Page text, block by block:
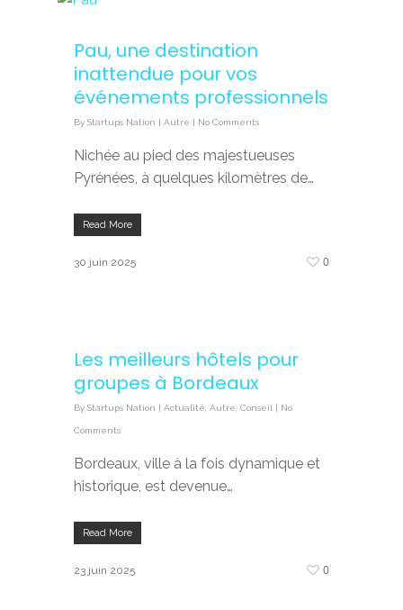
Pau, une destination
inattendue pour vos
événements professionnels
By Startups Nation | Autre | No Comments
Nichée au pied des majestueuses
Pyrénées, à quelques kilomètres de…
Read More
30 juin 2025 0
Les meilleurs hôtels pour
groupes à Bordeaux
By Startups Nation | Actualité, Autre, Conseil | No
Comments
Bordeaux, ville à la fois dynamique et
historique, est devenue…
Read More
23 juin 2025 0